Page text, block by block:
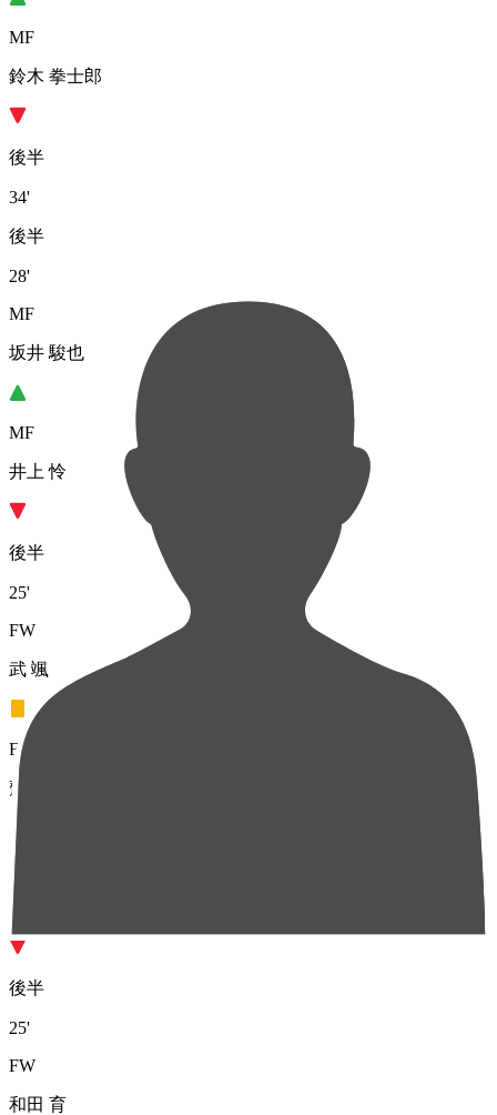
MF
鈴木 拳士郎
後半
34'
後半
28'
MF
坂井 駿也
MF
井上 怜
後半
25'
FW
武 颯
FW
齋藤 学
MF
遠山 悠希
後半
25'
FW
和田 育